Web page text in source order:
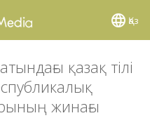
Қаз
қазақ тілі
жинағы